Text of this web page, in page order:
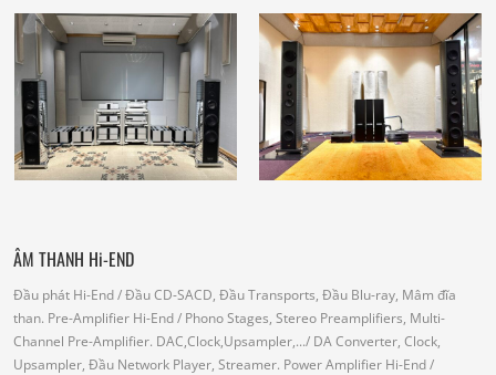
ÂM THANH Hi-END
Đầu phát Hi-End/ Đầu CD-SACD, Đầu Transports, Đầu Blu-ray, Mâm đĩa
than. Pre-Amplifier Hi-End/ Phono Stages, Stereo Preamplifiers, Multi-
Channel Pre-Amplifier. DAC,Clock,Upsampler,.../ DA Converter, Clock,
Upsampler, Đầu Network Player, Streamer. Power Amplifier Hi-End/